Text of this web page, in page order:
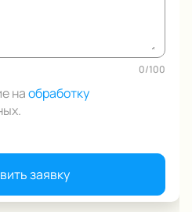
0/100
наобработку
.
заявку